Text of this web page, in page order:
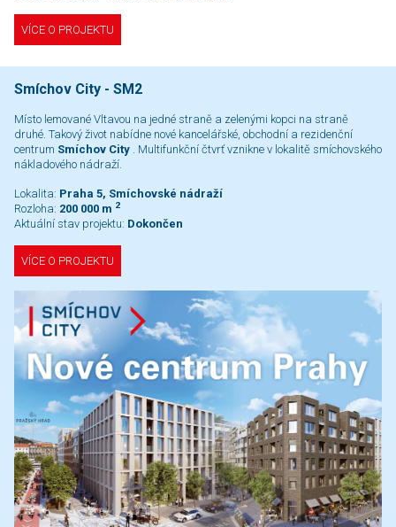
VÍCE O PROJEKTU
Smíchov City - SM2
Místo lemované Vltavou na jedné straně a zelenými kopci na straně
druhé. Takový život nabídne nové kancelářské, obchodní a rezidenční
centrum Smíchov City . Multifunkční čtvrť vznikne v lokalitě smíchovského
nákladového nádraží.
Lokalita: Praha 5, Smíchovské nádraží
Rozloha: 200 000 m 2
Aktuální stav projektu: Dokončen
VÍCE O PROJEKTU